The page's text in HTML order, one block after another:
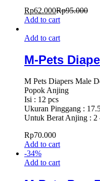
Rp62.000Rp95.000
Add to cart
Add to cart
M-Pets
M Pets Diapers Male
Popok Anjing
Isi : 12 pcs
Ukuran Pinggang :
Untuk Berat Anjing : 2
Rp70.000
Add to cart
-34%
Add to cart